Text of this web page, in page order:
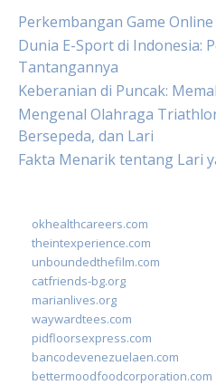
Perkembangan Game
Dunia E-Sport di Indonesia:
Tantangannya
Keberanian di Puncak:
Mengenal Olahraga
Bersepeda, dan Lari
Fakta Menarik tentang Lari
okhealthcareers.com
theintexperience.com
unboundedthefilm.com
catfriends-bg.org
marianlives.org
waywardtees.com
pidfloorsexpress.com
bancodevenezuelaen.com
bettermoodfoodcorporation.com